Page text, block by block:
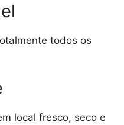
todos os
local fresco, seco e